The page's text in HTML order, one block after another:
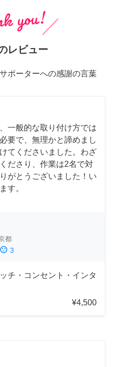
レビュー
ポーターへの感謝の言葉
一般的な取り付け方では
要で、無理かと諦めまし
てくださいました。わざ
ださり、作業は2名で対
がとうございました！い
す。
都
sentiment_dissatisfied 3
チ・コンセント・インタ
¥4,500